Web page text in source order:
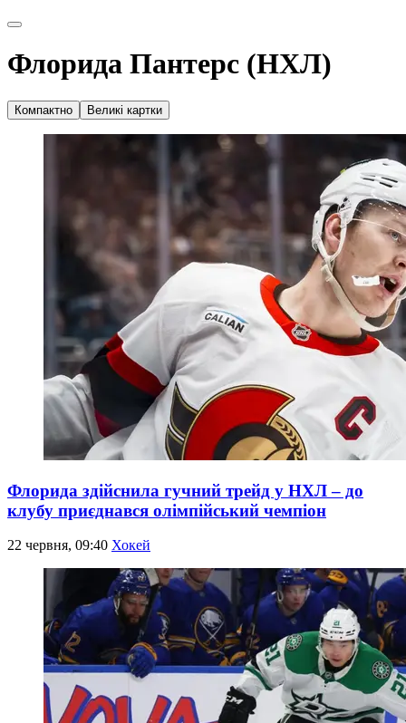
Флорида Пантерс (НХЛ)
Компактно Великі картки
Флорида здійснила гучний трейд у НХЛ – до
клубу приєднався олімпійський чемпіон
22 червня, 09:40 Хокей